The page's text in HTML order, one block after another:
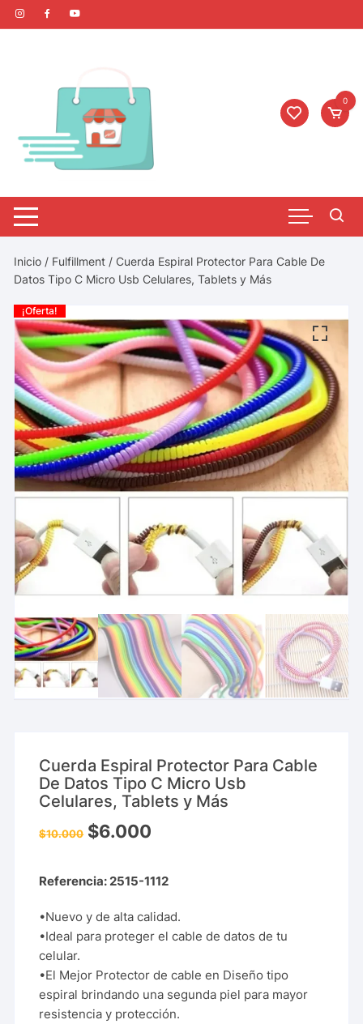
0
Inicio / Fulfillment / Cuerda Espiral Protector Para Cable De
Datos Tipo C Micro Usb Celulares, Tablets y Más
¡Oferta!
Cuerda Espiral Protector Para Cable
De Datos Tipo C Micro Usb
Celulares, Tablets y Más
$10.000 $6.000
Referencia: 2515-1112
•Nuevo y de alta calidad.
•Ideal para proteger el cable de datos de tu
celular.
•El Mejor Protector de cable en Diseño tipo
espiral brindando una segunda piel para mayor
resistencia y protección.